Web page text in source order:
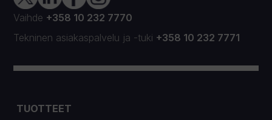
Vaihde +358 10 232 7770
Tekninen asiakaspalvelu ja -tuki +358 10 232 7771
TUOTTEET